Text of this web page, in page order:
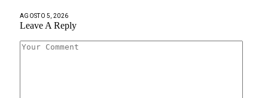
AGOSTO 5, 2026
Leave A Reply